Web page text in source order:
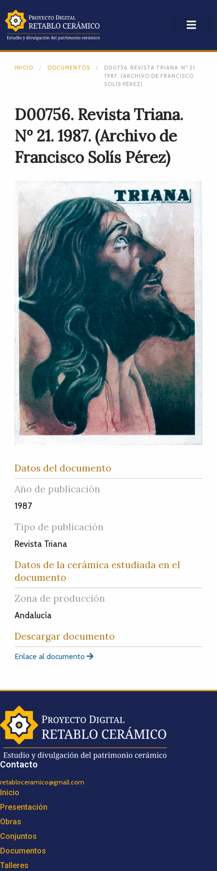
INICIO DOCUMENTOS
D00756. REVISTA TRIANA. Nº 21.
1987. (ARCHIVO DE FRANCISCO
SOLÍS PÉREZ)
D00756. Revista Triana.
Nº 21. 1987. (Archivo de
Francisco Solís Pérez)
Datos del documento
Año de publicación
1987
Tipo de publicación
Revista Triana
Datos de la cerámica estudiada en el
documento
Zona de producción
Andalucía
Descargar documento
Enlace al documento
Contacto
retabloceramico@gmail.com
Inicio
Presentación
Obras
Conjuntos
Documentos
Talleres